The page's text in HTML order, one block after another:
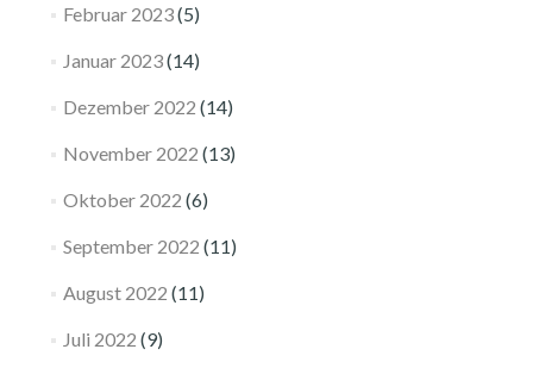
Februar 2023(5)
Januar 2023(14)
Dezember 2022 (14)
November 2022 (13)
Oktober 2022 (6)
September 2022 (11)
August 2022 (11)
Juli 2022 (9)